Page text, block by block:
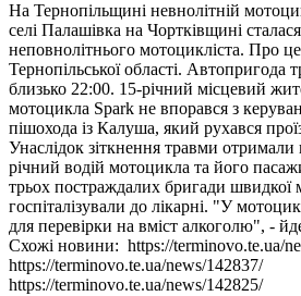
На Тернопільщині невнолітній
селі Палашівка на Чортківщині
неповнолітнього мотоцикліста. Про
Тернопільської області. Автопригода
близько 22:00. 15-річний місцевий
мотоцикла Spark не впорався з
пішохода із Калуша, який рухався
Унаслідок зіткнення травми отримали
річний водій мотоцикла та його
трьох постраждалих бригади швидкої
госпіталізували до лікарні. "У
для перевірки на вміст алкоголю", -
Схожі новини: https://terminovo.te.ua/
https://terminovo.te.ua/news/142837/
https://terminovo.te.ua/news/142825/